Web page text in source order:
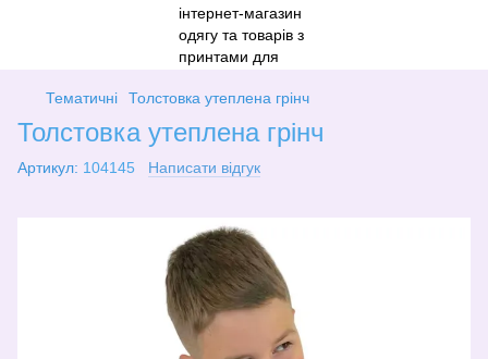
Тематичні Толстовка утеплена грінч
Толстовка утеплена грінч
Артикул: 104145 Написати відгук